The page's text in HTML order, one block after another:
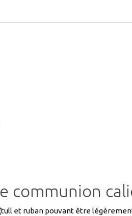
communion
et ruban pouvant être